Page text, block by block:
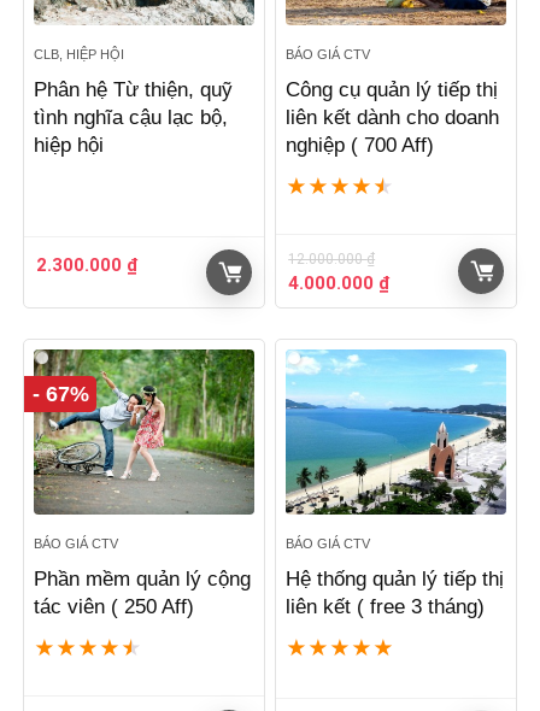
CLB, HIỆP HỘI
Phân hệ Từ thiện, quỹ
tình nghĩa cậu lạc bộ,
hiệp hội
2.300.000 ₫
BÁO GIÁ CTV
Công cụ quản lý tiếp thị
liên kết dành cho doanh
nghiệp ( 700 Aff)
★ ★ ★ ★ ★
12.000.000₫
Giá
gốc
12.000.000 ₫.
4.000.000 ₫Giá
hiện
là:
4.000.000 ₫.
- 67%
BÁO GIÁ CTV
Phần mềm quản lý cộng
tác viên ( 250 Aff)
★ ★ ★ ★ ★
BÁO GIÁ CTV
Hệ thống quản lý tiếp thị
liên kết ( free 3 tháng)
★ ★ ★ ★ ★